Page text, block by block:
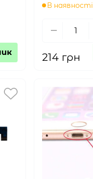
В наявності
214 грн